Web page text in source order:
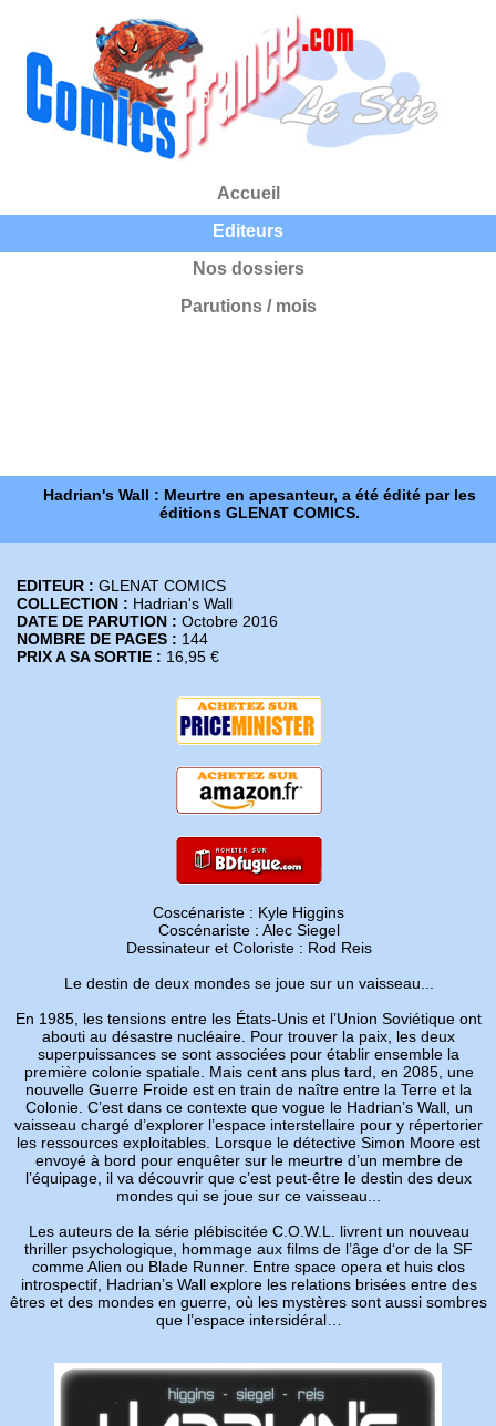
Accueil
Editeurs
Nos dossiers
Parutions / mois
Hadrian's Wall : Meurtre en apesanteur, a été édité par les
éditions GLENAT COMICS.
EDITEUR : GLENAT COMICS
COLLECTION : Hadrian's Wall
DATE DE PARUTION : Octobre 2016
NOMBRE DE PAGES : 144
PRIX A SA SORTIE : 16,95 €
Coscénariste : Kyle Higgins
Coscénariste : Alec Siegel
Dessinateur et Coloriste : Rod Reis
Le destin de deux mondes se joue sur un vaisseau...
En 1985, les tensions entre les États-Unis et l’Union Soviétique ont
abouti au désastre nucléaire. Pour trouver la paix, les deux
superpuissances se sont associées pour établir ensemble la
première colonie spatiale. Mais cent ans plus tard, en 2085, une
nouvelle Guerre Froide est en train de naître entre la Terre et la
Colonie. C’est dans ce contexte que vogue le Hadrian’s Wall, un
vaisseau chargé d’explorer l’espace interstellaire pour y répertorier
les ressources exploitables. Lorsque le détective Simon Moore est
envoyé à bord pour enquêter sur le meurtre d’un membre de
l’équipage, il va découvrir que c’est peut-être le destin des deux
mondes qui se joue sur ce vaisseau...
Les auteurs de la série plébiscitée C.O.W.L. livrent un nouveau
thriller psychologique, hommage aux films de l’âge d‘or de la SF
comme Alien ou Blade Runner. Entre space opera et huis clos
introspectif, Hadrian’s Wall explore les relations brisées entre des
êtres et des mondes en guerre, où les mystères sont aussi sombres
que l’espace intersidéral…